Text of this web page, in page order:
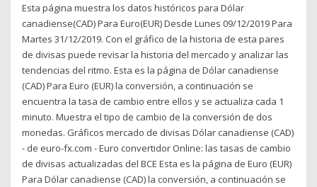
Esta página muestra los datos históricos para Dólar
canadiense(CAD) Para Euro(EUR) Desde Lunes 09/12/2019 Para
Martes 31/12/2019. Con el gráfico de la historia de esta pares
de divisas puede revisar la historia del mercado y analizar las
tendencias del ritmo. Esta es la página de Dólar canadiense
(CAD) Para Euro (EUR) la conversión, a continuación se
encuentra la tasa de cambio entre ellos y se actualiza cada 1
minuto. Muestra el tipo de cambio de la conversión de dos
monedas. Gráficos mercado de divisas Dólar canadiense (CAD)
- de euro-fx.com - Euro convertidor Online: las tasas de cambio
de divisas actualizadas del BCE Esta es la página de Euro (EUR)
Para Dólar canadiense (CAD) la conversión, a continuación se